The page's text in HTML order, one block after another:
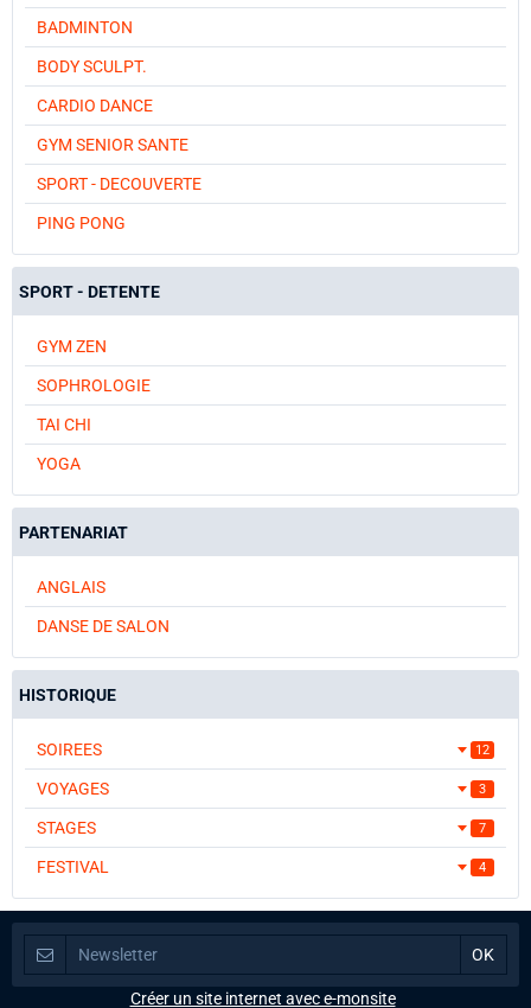
BADMINTON
BODY SCULPT.
CARDIO DANCE
GYM SENIOR SANTE
SPORT - DECOUVERTE
PING PONG
SPORT - DETENTE
GYM ZEN
SOPHROLOGIE
TAI CHI
YOGA
PARTENARIAT
ANGLAIS
DANSE DE SALON
HISTORIQUE
SOIREES 12
VOYAGES 3
STAGES 7
FESTIVAL 4
Créer un site internet avec e-monsite